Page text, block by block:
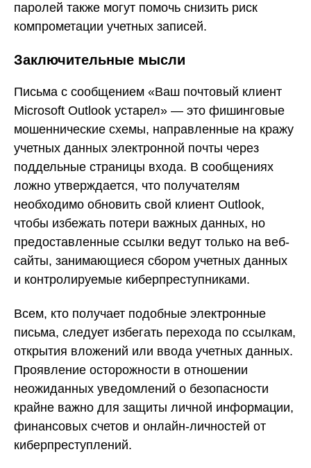
паролей также могут помочь снизить риск
компрометации учетных записей.
Заключительные мысли
Письма с сообщением «Ваш почтовый клиент
Microsoft Outlook устарел» — это фишинговые
мошеннические схемы, направленные на кражу
учетных данных электронной почты через
поддельные страницы входа. В сообщениях
ложно утверждается, что получателям
необходимо обновить свой клиент Outlook,
чтобы избежать потери важных данных, но
предоставленные ссылки ведут только на веб-
сайты, занимающиеся сбором учетных данных
и контролируемые киберпреступниками.
Всем, кто получает подобные электронные
письма, следует избегать перехода по ссылкам,
открытия вложений или ввода учетных данных.
Проявление осторожности в отношении
неожиданных уведомлений о безопасности
крайне важно для защиты личной информации,
финансовых счетов и онлайн-личностей от
киберпреступлений.